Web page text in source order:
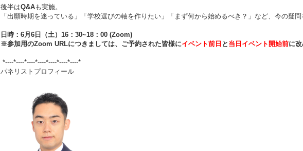
後半はQ&Aも実施。
「出願時期を迷っている」「学校選びの軸を作りたい」「まず何から始めるべき？」など、今の疑問
日時：6月6日（土）16：30~18：00 (Zoom)
※参加用のZoom URLにつきましては、ご予約された皆様にイベント前日 と 当日イベント開始前に
*----*----*----*----*----*----*----*
パネリストプロフィール